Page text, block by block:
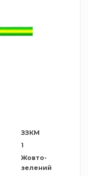
ЗЗКМ
1
Жовто-
зелений